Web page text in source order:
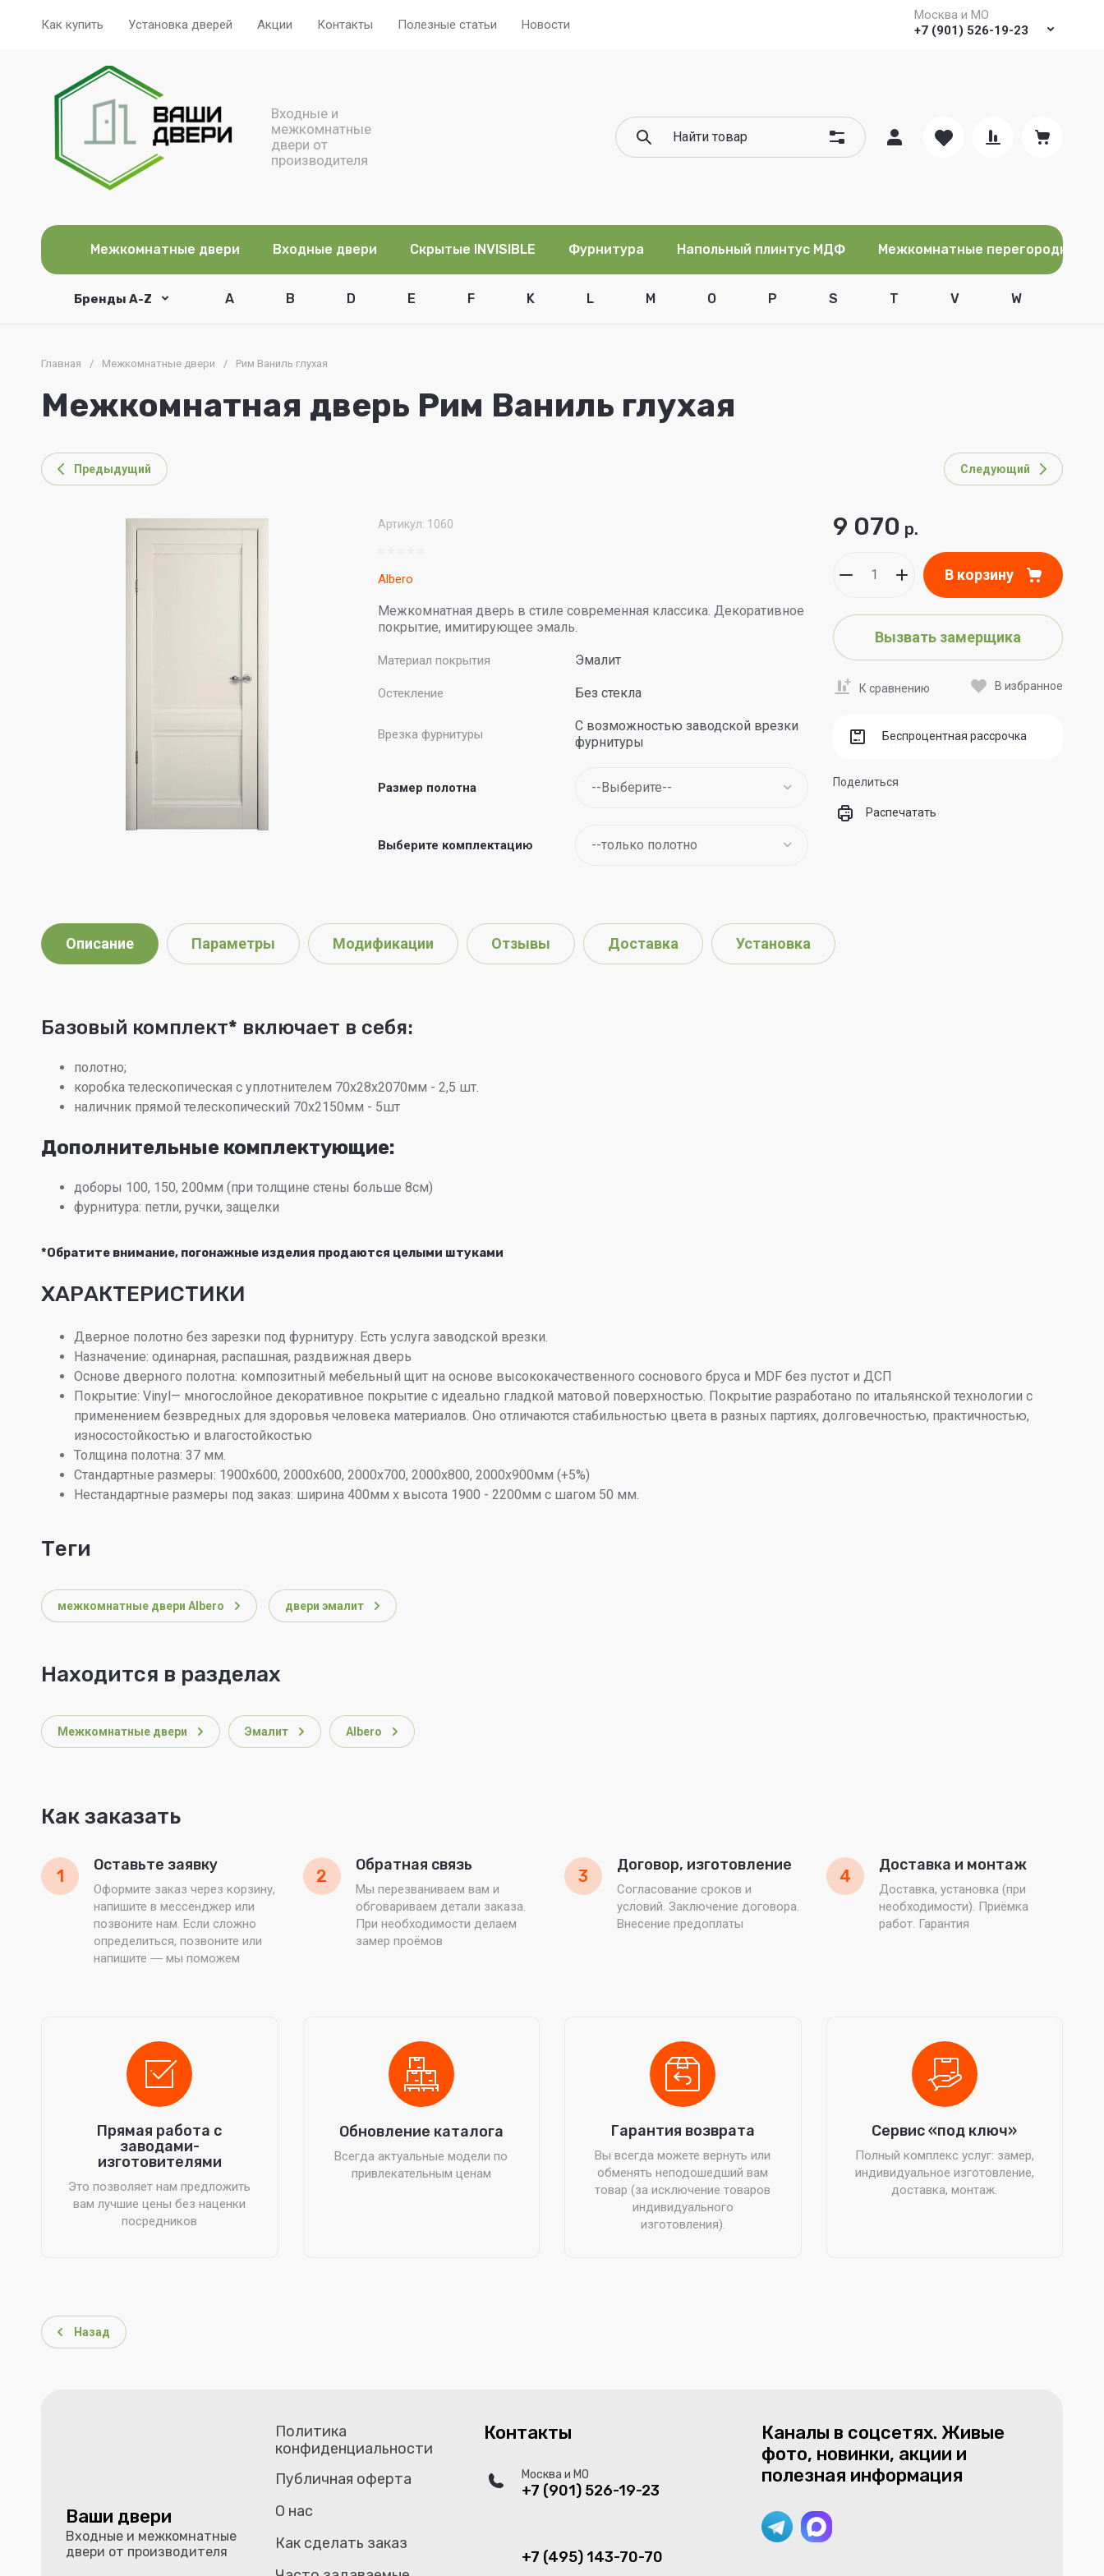
Как купить Установка дверей Акции Контакты Полезные статьи Новости
Москва и МО
+7 (901) 526-19-23
Входные и
межкомнатные
двери от
производителя
Межкомнатные двери Входные двери Скрытые INVISIBLE Фурнитура Напольный плинтус МДФ Межкомнатные перегородки
Бренды A-Z A B D E F K L M O P S T V W
Главная / Межкомнатные двери / Рим Ваниль глухая
Межкомнатная дверь Рим Ваниль глухая
Предыдущий Следующий
Артикул: 1060
Albero
Межкомнатная дверь в стиле современная классика. Декоративное
покрытие, имитирующее эмаль.
Материал покрытия Эмалит
Остекление Без стекла
Врезка фурнитуры
С возможностью заводской врезки
фурнитуры
Размер полотна
Выберите комплектацию
9 070 р.
В корзину
Вызвать замерщика
К сравнению В избранное
Беспроцентная рассрочка
Поделиться
Распечатать
Описание Параметры Модификации Отзывы Доставка Установка
Базовый комплект* включает в себя:
полотно;
коробка телескопическая с уплотнителем 70х28х2070мм - 2,5 шт.
наличник прямой телескопический 70х2150мм - 5шт
Дополнительные комплектующие:
доборы 100, 150, 200мм (при толщине стены больше 8см)
фурнитура: петли, ручки, защелки
*Обратите внимание, погонажные изделия продаются целыми штуками
ХАРАКТЕРИСТИКИ
Дверное полотно без зарезки под фурнитуру. Есть услуга заводской врезки.
Назначение: одинарная, распашная, раздвижная дверь
Основе дверного полотна: композитный мебельный щит на основе высококачественного соснового бруса и MDF без пустот и ДСП
Покрытие: Vinyl— многослойное декоративное покрытие с идеально гладкой матовой поверхностью. Покрытие разработано по итальянской технологии с
применением безвредных для здоровья человека материалов. Оно отличаются стабильностью цвета в разных партиях, долговечностью, практичностью,
износостойкостью и влагостойкостью
Толщина полотна: 37 мм.
Стандартные размеры: 1900х600, 2000х600, 2000х700, 2000х800, 2000х900мм (+5%)
Нестандартные размеры под заказ: ширина 400мм х высота 1900 - 2200мм с шагом 50 мм.
теги
межкомнатные двери Albero двери эмалит
Находится в разделах
Межкомнатные двери Эмалит Albero
Как заказать
1
Оставьте заявку
Оформите заказ через корзину,
напишите в мессенджер или
позвоните нам. Если сложно
определиться, позвоните или
напишите ― мы поможем
2
Обратная связь
Мы перезваниваем вам и
обговариваем детали заказа.
При необходимости делаем
замер проёмов
3
Договор, изготовление
Согласование сроков и
условий. Заключение договора.
Внесение предоплаты
4
Доставка и монтаж
Доставка, установка (при
необходимости). Приёмка
работ. Гарантия
Прямая работа с
заводами-
изготовителями
Это позволяет нам предложить
вам лучшие цены без наценки
посредников
Обновление каталога
Всегда актуальные модели по
привлекательным ценам
Гарантия возврата
Вы всегда можете вернуть или
обменять неподошедший вам
товар (за исключение товаров
индивидуального
изготовления).
Сервис «под ключ»
Полный комплекс услуг: замер,
индивидуальное изготовление,
доставка, монтаж.
Назад
Ваши двери
Входные и межкомнатные
двери от производителя
Политика
конфиденциальности
Публичная оферта
О нас
Как сделать заказ
Контакты
Москва и МО
+7 (901) 526-19-23
+7 (495) 143-70-70
Каналы в соцсетях. Живые
фото, новинки, акции и
полезная информация